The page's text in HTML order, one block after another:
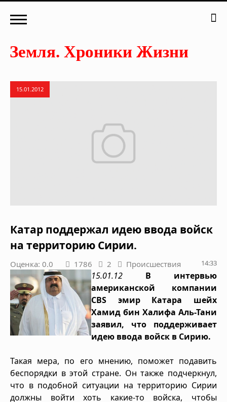
15.01.2012
Катар поддержал идею ввода войск
на территорию Сирии.
Оценка: 0.0 1786 2 Происшествия 14:33
15.01.12 В интервью
американской компании
CBS эмир Катара шейх
Хамид бин Халифа Аль-Тани
заявил, что поддерживает
идею ввода войск в Сирию.
Такая мера, по его мнению, поможет подавить
беспорядки в этой стране. Он также подчеркнул,
что в подобной ситуации на территорию Сирии
должны войти хоть какие-то войска, чтобы